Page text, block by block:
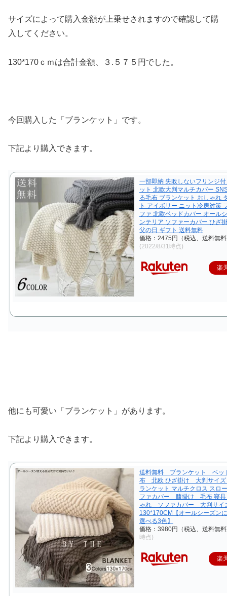
サイズによって購入金額が上乗せされますので確認して購
入してください。
130*170ｃｍは合計金額、３.５７５円でした。
今回購入した「ブランケット」です。
下記より購入できます。
一部即納 失敗しないフリンジ
ット 北欧大判マルチカバー
る毛布 ブランケット おしゃれ
ト アイボリー ニット冷房対策
ファ 北欧ベッドカバー オール
ンテリア ソファーカバー ひざ
父の日 ギフト 送料無料
価格：2475円（税込、送料無
(2022/8/31時点)
楽
他にも可愛い「ブランケット」があります。
下記より購入できます。
送料無料 ブランケット ベッ
布 北欧 ひざ掛け 大判サイズ
ランケット マルチクロス スロ
ファカバー 膝掛け 毛布 寝具
ゃれ ソファカバー 大判サイ
130*170CM【オールシーズン
選べる3色】
価格：3980円（税込、送料無
時点)
楽